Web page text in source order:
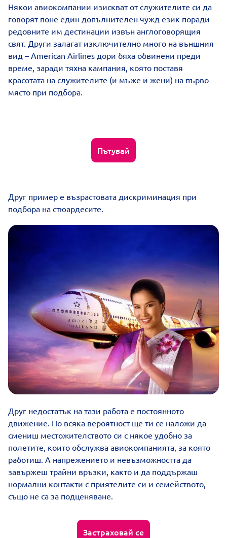
Някои авиокомпании изискват от служителите си да
говорят поне един допълнителен чужд език поради
редовните им дестинации извън англоговорящия
свят. Други залагат изключително много на външния
вид – American Airlines дори бяха обвинени преди
време, заради тяхна кампания, която поставя
красотата на служителите (и мъже и жени) на първо
място при подбора.
Пътувай
Друг пример е възрастовата дискриминация при
подбора на стюардесите.
Друг недостатък на тази работа е постоянното
движение. По всяка вероятност ще ти се наложи да
смениш местожителството си с някое удобно за
полетите, които обслужва авиокомпанията, за която
работиш. А напрежението и невъзможността да
завържеш трайни връзки, както и да поддържаш
нормални контакти с приятелите си и семейството,
също не са за подценяване.
Застраховай се